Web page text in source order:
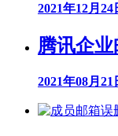
2021年12月24
腾讯企
2021年08月21